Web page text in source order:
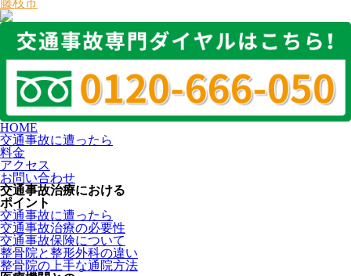
HOME
交通事故に遭ったら
料金
アクセス
お問い合わせ
交通事故治療における
ポイント
交通事故に遭ったら
交通事故治療の必要性
交通事故保険について
整骨院と整形外科の違い
整骨院の上手な通院方法